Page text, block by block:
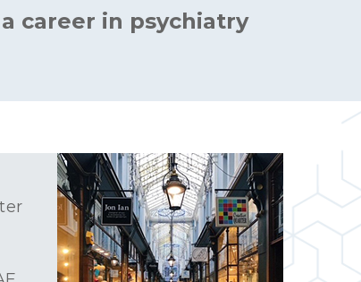
career in psychiatry